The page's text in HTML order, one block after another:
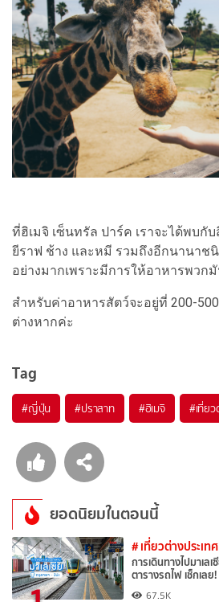
ที่ฮิเมจิ เซ็นทรัล ปาร์ค เราจะได้พบกับ
ยีราฟ ช้าง และหมี รวมถึงอีกนานาช
อย่างมากเพราะมีการให้อาหารพวก
สำหรับค่าอาหารสัตว์จะอยู่ที่ 200-
ต่างหากค่ะ
Tag
#ญี่ปุ่น #ปราสาท #ฮิเมจิ #เที่ยว
ยอดนิยมในตอนนี้
# เที่ยวต่างประเทศ
การเดินทางไปมาเล
ตารางรถไฟ เช็กเลย!
67.5K